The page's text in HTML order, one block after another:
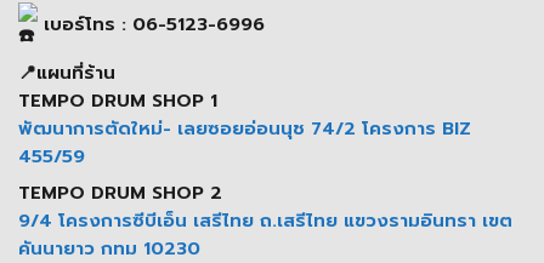
เบอร์โทร : 06-5123-6996
📍แผนที่ร้าน
TEMPO DRUM SHOP 1
พัฒนาการตัดใหม่- เลยซอยอ่อนนุช 74/2 โครงการ BIZ
455/59
TEMPO DRUM SHOP 2
9/4 โครงการซีบีเอ็น เสรีไทย ถ.เสรีไทย แขวงรามอินทรา เขต
คันนายาว กทม 10230